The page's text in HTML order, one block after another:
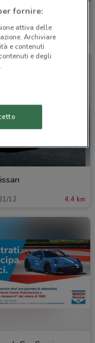
12
12 4.4 km
fornire:
attiva delle
Archiviare
e contenuti
e degli